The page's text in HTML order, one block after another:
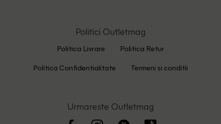
Politici Outletmag
Politica Livrare Politica Retur
Politica Confidentialitate Termeni si conditii
Urmareste Outletmag